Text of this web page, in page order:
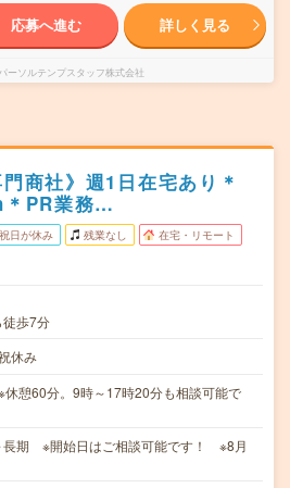
応募へ進む 詳しく見る
ーソルテンプスタッフ株式会社
商社》週1日在宅あり＊
＊PR業務…
日が休み 残業なし 在宅・リモート
歩7分
休み
憩60分。9時～17時20分も相談可能で
長期 ※開始日はご相談可能です！ ※8月